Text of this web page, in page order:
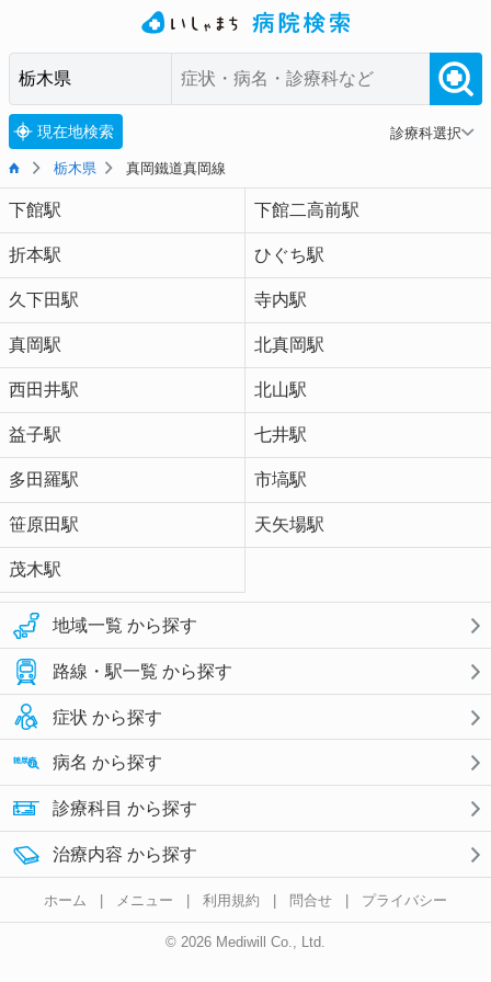
現在地検索 診療科選択
栃木県 真岡鐵道真岡線
下館駅 下館二高前駅
折本駅 ひぐち駅
久下田駅 寺内駅
真岡駅 北真岡駅
西田井駅 北山駅
益子駅 七井駅
多田羅駅 市塙駅
笹原田駅 天矢場駅
茂木駅
地域一覧 から探す
路線・駅一覧 から探す
症状 から探す
病名 から探す
診療科目 から探す
治療内容 から探す
ホーム | メニュー | 利用規約 | 問合せ | プライバシー
© 2026 Mediwill Co., Ltd.